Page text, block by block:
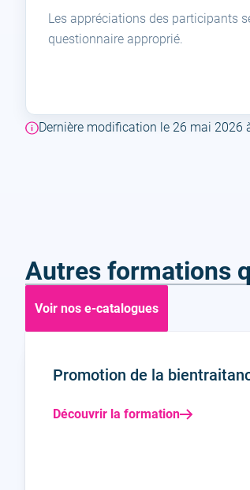
Les appréciations des participants
questionnaire approprié.
Dernière modification le 26 mai 2026
Autres formations
Voir nos e-catalogues
Promotion de la
Découvrir la formation